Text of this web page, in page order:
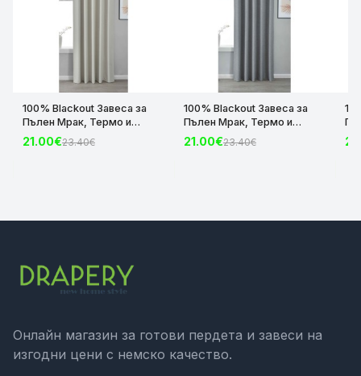
100% Blackout Завеса за
Пълен Мрак, Термо и
Шумоизолираща с коланче
цвят Крем, 175х140 и
21.00€23.40€
100% Blackout Завеса за
Пълен Мрак, Термо и
Шумоизолираща с коланче
цвят Сив, 175х140 и
21.00€23.40€
Онлайн магазин за готови пердета и завеси на
изгодни цени с немско качество.